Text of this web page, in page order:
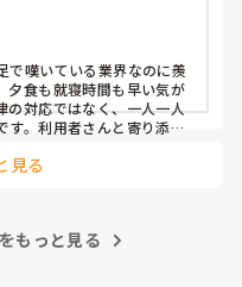
多いので、16時〜18時
ですが
員寝てもらうんです。
で嘆いている業界なのに羨
夕食も就寝時間も早い気が
の対応ではなく、一人一人
す。利用者さんと寄り添っ
たり…やることを探せばい
見る
もっと見る